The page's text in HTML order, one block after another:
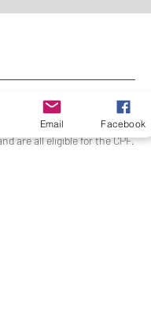
training center for
Our training
according to national
are all eligible for the CPF.
Email Facebook